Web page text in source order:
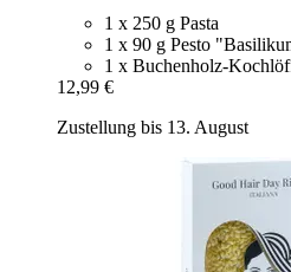
1 x 250 g Pasta
1 x 90 g Pesto
1 x Buchenholz-
12,99 €
Zustellung bis 13. August